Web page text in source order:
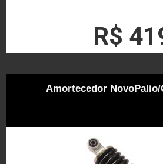
R$
Amortecedor NovoPalio/